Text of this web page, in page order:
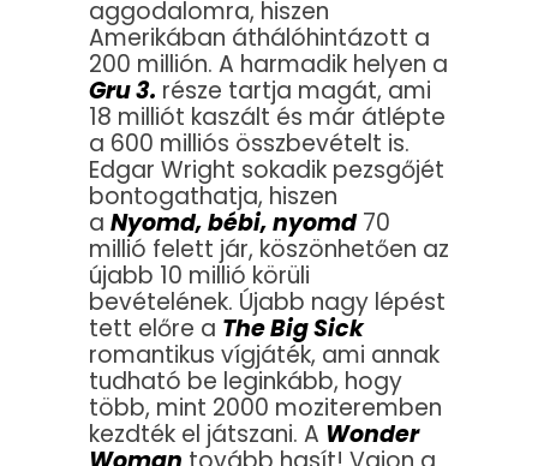
aggodalomra, hiszen
Amerikában áthálóhintázott a
200 millión. A harmadik helyen a
Gru 3. része tartja magát, ami
18 milliót kaszált és már átlépte
a 600 milliós összbevételt is.
Edgar Wright sokadik pezsgőjét
bontogathatja, hiszen
a Nyomd, bébi, nyomd70
millió felett jár, köszönhetően az
újabb 10 millió körüli
bevételének. Újabb nagy lépést
tett előre a The Big Sick
romantikus vígjáték, ami annak
tudható be leginkább, hogy
több, mint 2000 moziteremben
kezdték el játszani. A Wonder